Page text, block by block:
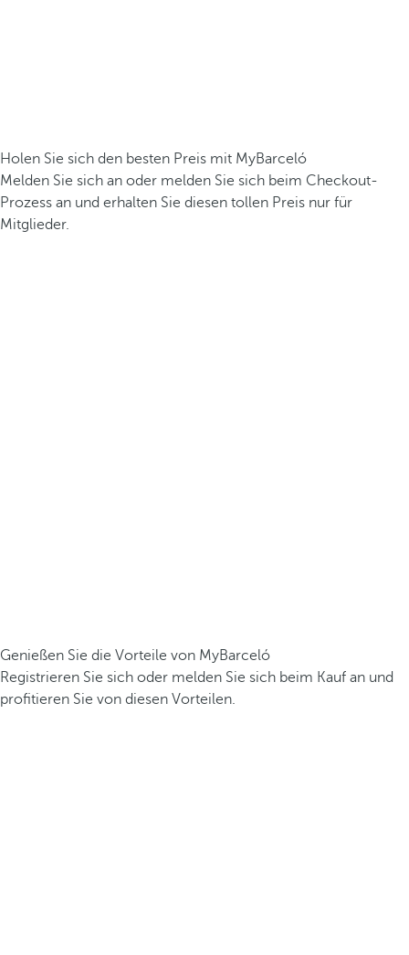
Holen Sie sich den besten Preis mit MyBarceló
Melden Sie sich an oder melden Sie sich beim Checkout-
Prozess an und erhalten Sie diesen tollen Preis nur für
Mitglieder.
Genießen Sie die Vorteile von MyBarceló
Registrieren Sie sich oder melden Sie sich beim Kauf an und
profitieren Sie von diesen Vorteilen.